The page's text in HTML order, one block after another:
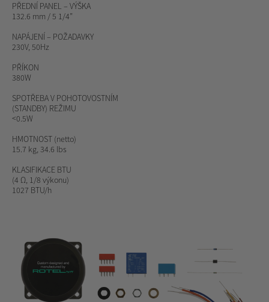
PŘEDNÍ PANEL – VÝŠKA
132.6 mm / 5 1/4”
NAPÁJENÍ – POŽADAVKY
230V, 50Hz
PŘÍKON
380W
SPOTŘEBA V POHOTOVOSTNÍM
(STANDBY) REŽIMU
<0.5W
HMOTNOST (netto)
15.7 kg, 34.6 lbs
KLASIFIKACE BTU
(4 Ω, 1/8 výkonu)
1027 BTU/h